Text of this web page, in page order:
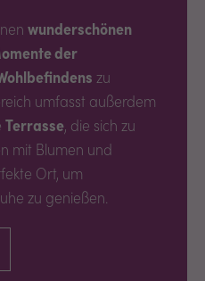
wunderschönen
der
zu
umfasst außerdem
Terrasse, die sich zu
mit Blumen und
Ort, um
zu genießen.